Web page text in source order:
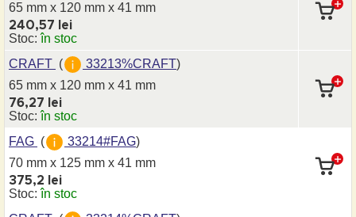
65 mm x 120 mm x 41 mm
240,57 lei
Stoc:în stoc
CRAFT ( 33213%CRAFT)
65 mm x 120 mm x 41 mm
76,27 lei
Stoc:în stoc
FAG ( 33214#FAG)
70 mm x 125 mm x 41 mm
375,2 lei
Stoc:în stoc